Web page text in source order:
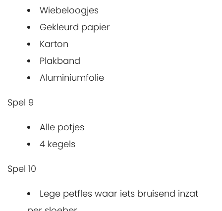
Wiebeloogjes
Gekleurd papier
Karton
Plakband
Aluminiumfolie
Spel 9
Alle potjes
4 kegels
Spel 10
Lege petfles waar iets bruisend inzat